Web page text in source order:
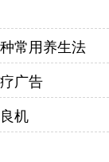
常用养生法
广告
机